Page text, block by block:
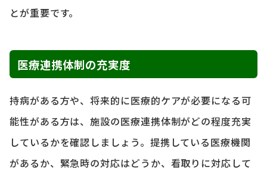
とが重要です。
医療連携体制の充実度
持病がある方や、将来的に医療的ケアが必要になる可
能性がある方は、施設の医療連携体制がどの程度充実
しているかを確認しましょう。提携している医療機関
があるか、緊急時の対応はどうか、看取りに対応して